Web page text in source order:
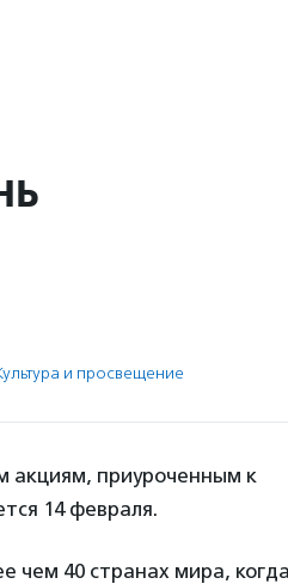
и просвещение
акциям, приуроченным к
14 февраля.
чем 40 странах мира, когда